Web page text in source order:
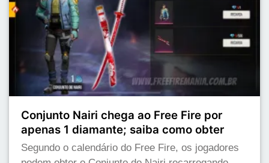
Conjunto Nairi chega ao Free Fire por
apenas 1 diamante; saiba como obter
Segundo o calendário do Free Fire, os jogadores